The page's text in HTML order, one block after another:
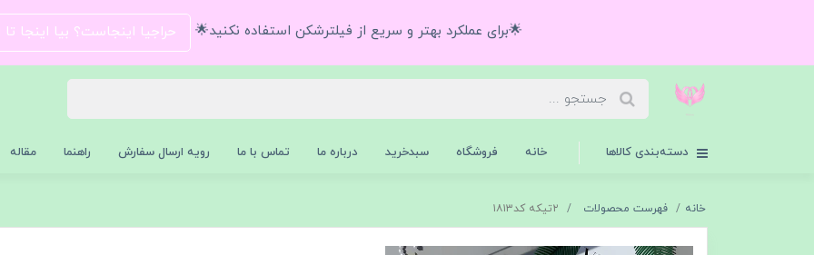
🌟برای عملکرد بهتر و سریع از فیلترشکن استفاده نکنید🌟 حراجیا اینجاست؟ بیا اینجا
دسته‌بندی کالاها خانه فروشگاه سبدخرید درباره ما تماس با ما رویه ارسال سفارش راهنما مقاله
خانه فهرست محصولات ۲تیکه کد۱۸۱۳